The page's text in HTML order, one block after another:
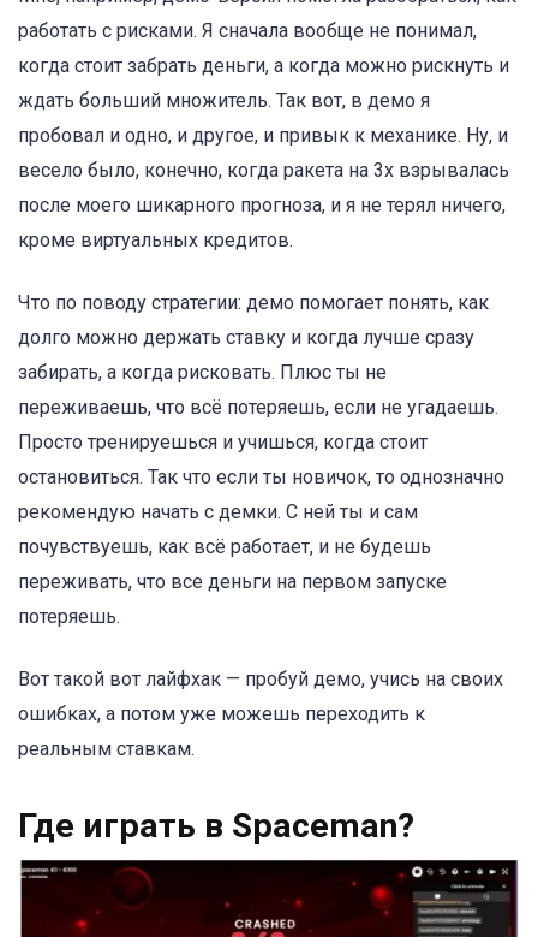
работать с рисками. Я сначала вообще не понимал,
когда стоит забрать деньги, а когда можно рискнуть и
ждать больший множитель. Так вот, в демо я
пробовал и одно, и другое, и привык к механике. Ну, и
весело было, конечно, когда ракета на 3x взрывалась
после моего шикарного прогноза, и я не терял ничего,
кроме виртуальных кредитов.
Что по поводу стратегии: демо помогает понять, как
долго можно держать ставку и когда лучше сразу
забирать, а когда рисковать. Плюс ты не
переживаешь, что всё потеряешь, если не угадаешь.
Просто тренируешься и учишься, когда стоит
остановиться. Так что если ты новичок, то однозначно
рекомендую начать с демки. С ней ты и сам
почувствуешь, как всё работает, и не будешь
переживать, что все деньги на первом запуске
потеряешь.
Вот такой вот лайфхак — пробуй демо, учись на своих
ошибках, а потом уже можешь переходить к
реальным ставкам.
Где играть в Spaceman?